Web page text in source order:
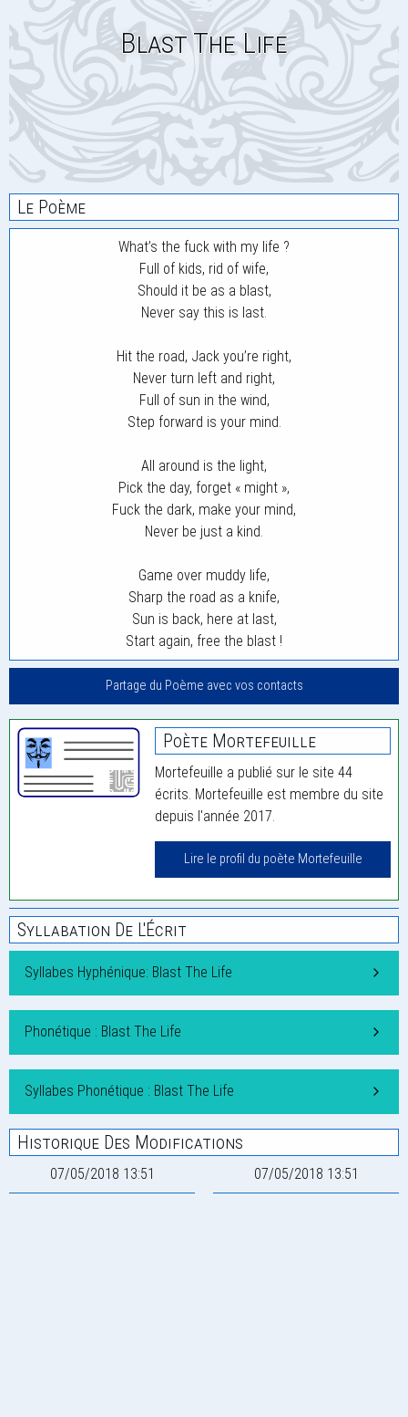
Blast The Life
Le Poème
What’s the fuck with my life ?
Full of kids, rid of wife,
Should it be as a blast,
Never say this is last.
Hit the road, Jack you’re right,
Never turn left and right,
Full of sun in the wind,
Step forward is your mind.
All around is the light,
Pick the day, forget « might »,
Fuck the dark, make your mind,
Never be just a kind.
Game over muddy life,
Sharp the road as a knife,
Sun is back, here at last,
Start again, free the blast !
Partage du Poème avec vos contacts
Poète Mortefeuille
Mortefeuille a publié sur le site 44
écrits. Mortefeuille est membre du site
depuis l'année 2017.
Lire le profil du poète Mortefeuille
Syllabation De L'Écrit
Syllabes Hyphénique: Blast The Life
Phonétique : Blast The Life
Syllabes Phonétique : Blast The Life
Historique Des Modifications
07/05/2018 13:51 07/05/2018 13:51